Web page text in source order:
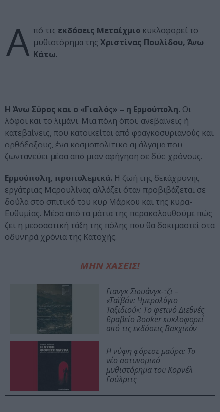
Α πό τις εκδόσεις Μεταίχμιο κυκλοφορεί το
μυθιστόρημα της Χριστίνας Πουλίδου, Άνω
Kάτω.
Η Άνω Σύρος και ο «Γιαλός» – η Ερμούπολη. Οι
λόφοι και το λιμάνι. Μια πόλη όπου ανεβαίνεις ή
κατεβαίνεις, που κατοικείται από φραγκοσυριανούς και
ορθόδοξους, ένα κοσμοπολίτικο αμάλγαμα που
ζωντανεύει μέσα από μιαν αφήγηση σε δύο χρόνους.
Ερμούπολη, προπολεμικά. Η ζωή της δεκάχρονης
εργάτριας Μαρουλίνας αλλάζει όταν προβιβάζεται σε
δούλα στο σπιτικό του κυρ Μάρκου και της κυρα-
Ευθυμίας. Μέσα από τα μάτια της παρακολουθούμε πώς
ζει η μεσοαστική τάξη της πόλης που θα δοκιμαστεί στα
οδυνηρά χρόνια της Κατοχής.
ΜΗΝ ΧΑΣΕΙΣ!
Γιανγκ Σιουάνγκ-τζι –
«Ταϊβάν: Ημερολόγιο
Ταξιδιού»: Το φετινό Διεθνές
Βραβείο Booker κυκλοφορεί
από τις εκδόσεις Βακχικόν
Η νύφη φόρεσε μαύρα: Το
νέο αστυνομικό
μυθιστόρημα του Κορνέλ
Γούλριτς